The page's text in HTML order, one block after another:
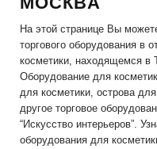
На этой странице Вы
торгового оборудования в
косметики, находящемся в
Оборудование для
для косметики, острова
другое торговое
“Искусство интерьеров”.
оборудования для